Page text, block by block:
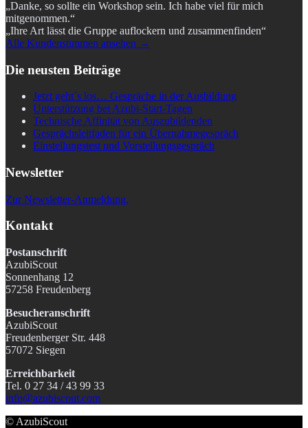
„Danke, so sollte ein Workshop sein. Ich habe viel für mich
mitgenommen.“
„Ihre Art lässt die Gruppe auflockern und zusammenfinden“
Alle Kundenstimmen ansehen →
Die neusten Beiträge
Jetzt geht´s los… Gespräche in der Ausbildung
Unterstützung bei Azubi-Start-Tagen
Technische Affinität von Auszubildenden
Gesprächsleitfaden für ein Übernahmegespräch
Einstellungstest und Vorstellungsgespräch
Newsletter
Zur Newsletter-Anmeldung.
Kontakt
Postanschrift
AzubiScout
Sonnenhang 12
57258 Freudenberg
Besucheranschrift
AzubiScout
Freudenberger Str. 448
57072 Siegen
Erreichbarkeit
Tel. 0 27 34 / 43 99 33
info@azubiscout.com
© AzubiScout